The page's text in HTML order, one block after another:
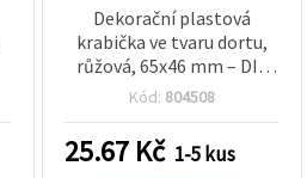
Dekorační plastová
krabička ve tvaru dortu,
růžová, 65x46 mm – DIY
kreativní tvoření
Kód: 804508
25.67 Kč 1-5 kus